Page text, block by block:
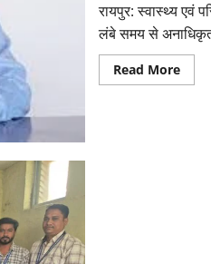
रायपुर: स्वास्थ्य एवं
लंबे समय से
Read MoreRead
more